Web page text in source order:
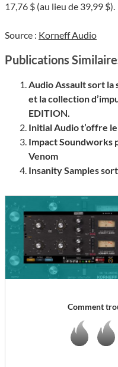
17,76 $ (au lieu de 39,99 $).
Source : Korneff Audio
Publications
Audio Assault sort la
et la collection
EDITION.
Initial Audio t’offre
Impact Soundworks
Venom
Insanity Samples
Comment